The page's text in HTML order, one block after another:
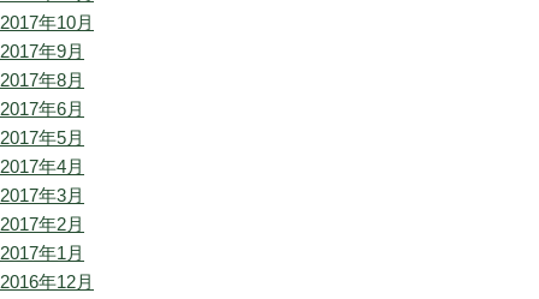
2017年10月
2017年9月
2017年8月
2017年6月
2017年5月
2017年4月
2017年3月
2017年2月
2017年1月
2016年12月